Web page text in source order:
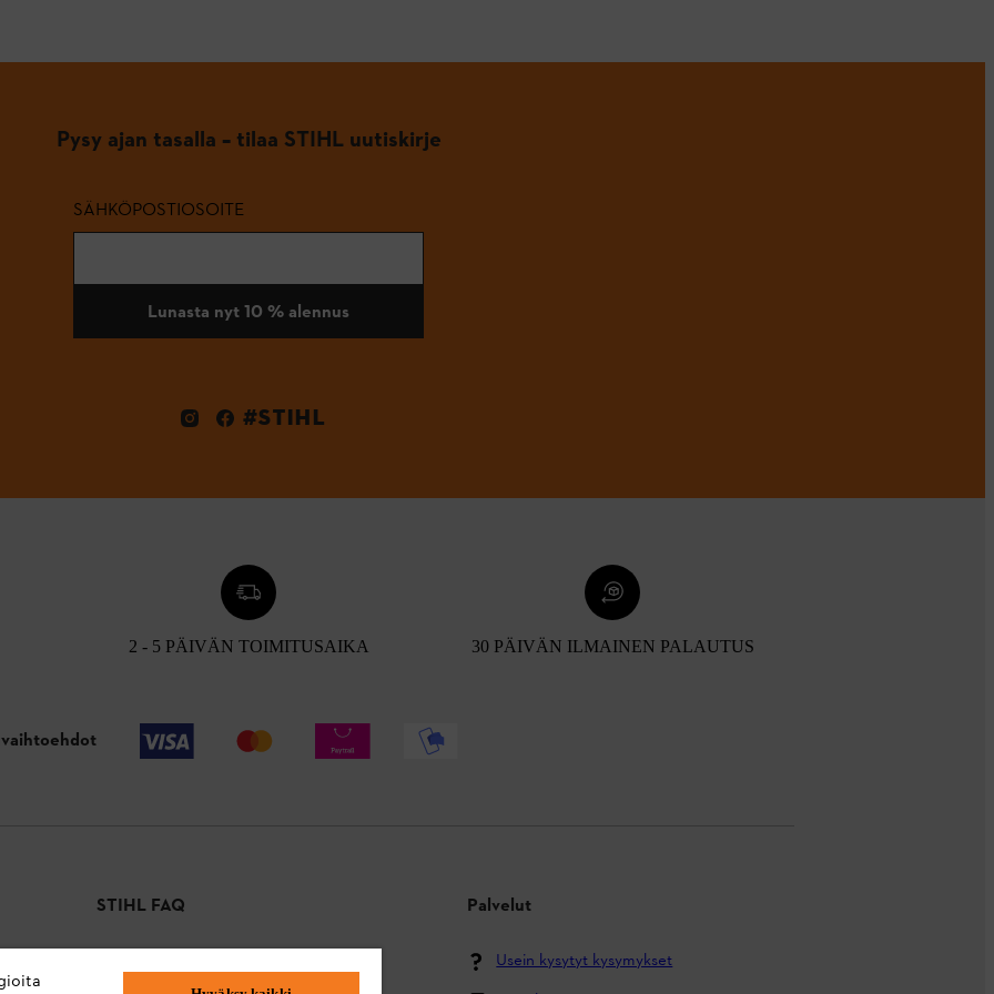
Pysy ajan tasalla – tilaa STIHL uutiskirje
SÄHKÖPOSTIOSOITE
Lunasta nyt 10 % alennus
#STIHL
2 - 5 PÄIVÄN TOIMITUSAIKA 30 PÄIVÄN ILMAINEN PALAUTUS
STIHL FAQ Palvelut
Usein kysytyt kysymykset